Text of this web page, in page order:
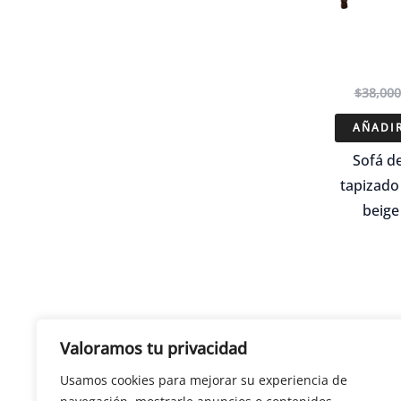
Valoramos tu privacidad
Usamos cookies para mejorar su experiencia de
$
Sofá
beige